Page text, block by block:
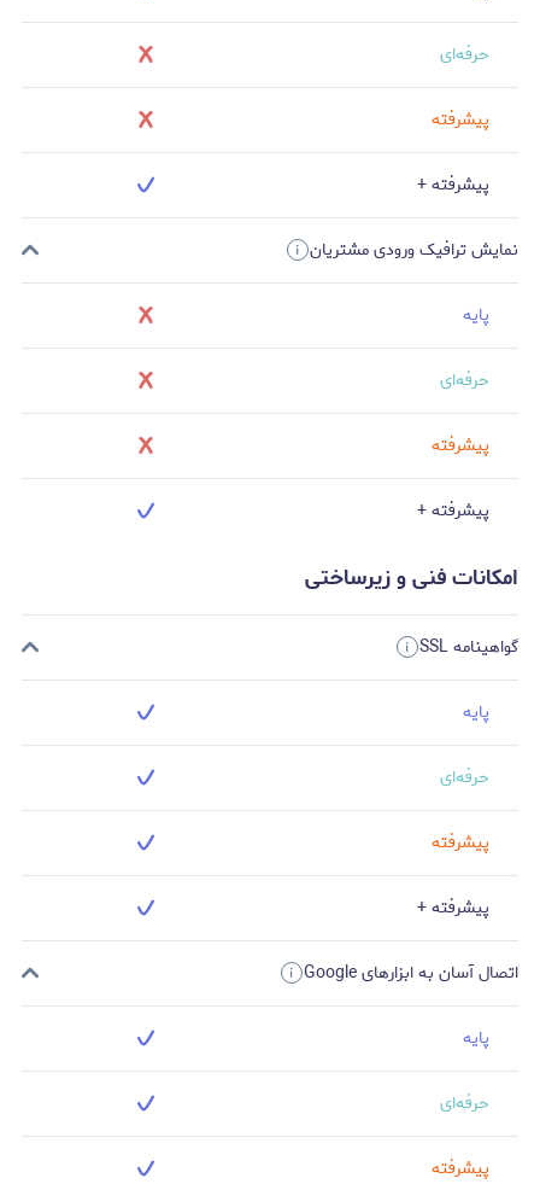
حرفه‌ای
پیشرفته
پیشرفته +
نمایش ترافیک ورودی مشتریان
پایه
حرفه‌ای
پیشرفته
پیشرفته +
امکانات فنی و زیرساختی
گواهینامه SSL
پایه
حرفه‌ای
پیشرفته
پیشرفته +
اتصال آسان به ابزارهای Google
پایه
حرفه‌ای
پیشرفته